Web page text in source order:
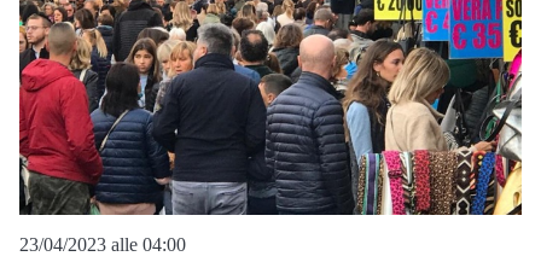
23/04/2023 alle 04:00